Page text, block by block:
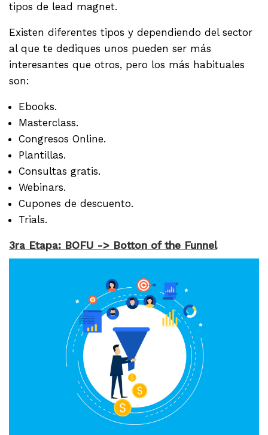
tipos de lead magnet.
Existen diferentes tipos y dependiendo del sector
al que te dediques unos pueden ser más
interesantes que otros, pero los más habituales
son:
Ebooks.
Masterclass.
Congresos Online.
Plantillas.
Consultas gratis.
Webinars.
Cupones de descuento.
Trials.
3ra Etapa: BOFU -> Botton of the Funnel